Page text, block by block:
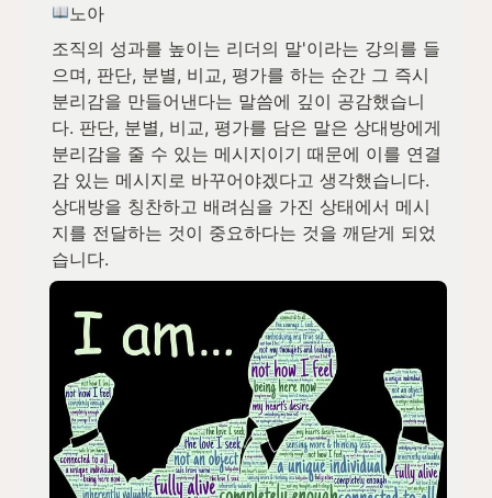
노아
조직의 성과를 높이는 리더의 말'이라는 강의를 들
으며, 판단, 분별, 비교, 평가를 하는 순간 그 즉시
분리감을 만들어낸다는 말씀에 깊이 공감했습니
다. 판단, 분별, 비교, 평가를 담은 말은 상대방에게
분리감을 줄 수 있는 메시지이기 때문에 이를 연결
감 있는 메시지로 바꾸어야겠다고 생각했습니다.
상대방을 칭찬하고 배려심을 가진 상태에서 메시
지를 전달하는 것이 중요하다는 것을 깨닫게 되었
습니다.